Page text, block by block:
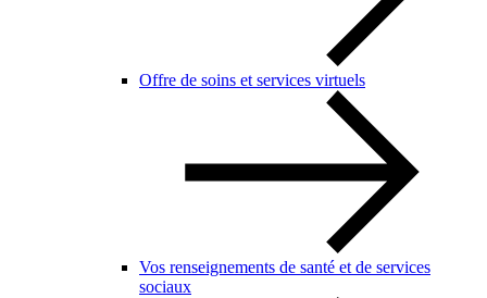
Offre de soins et services virtuels
Vos renseignements de santé et de services
sociaux